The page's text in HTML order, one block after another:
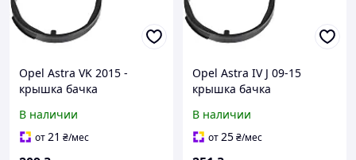
Opel Astra VK 2015 -
крышка бачка
В наличии
от21 ₴/мес
Opel Astra IV J 09-15
крышка бачка
В наличии
от25₴/мес